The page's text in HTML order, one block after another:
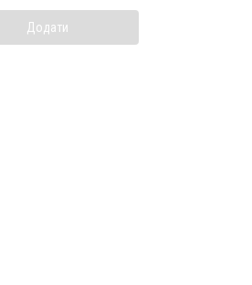
Додати